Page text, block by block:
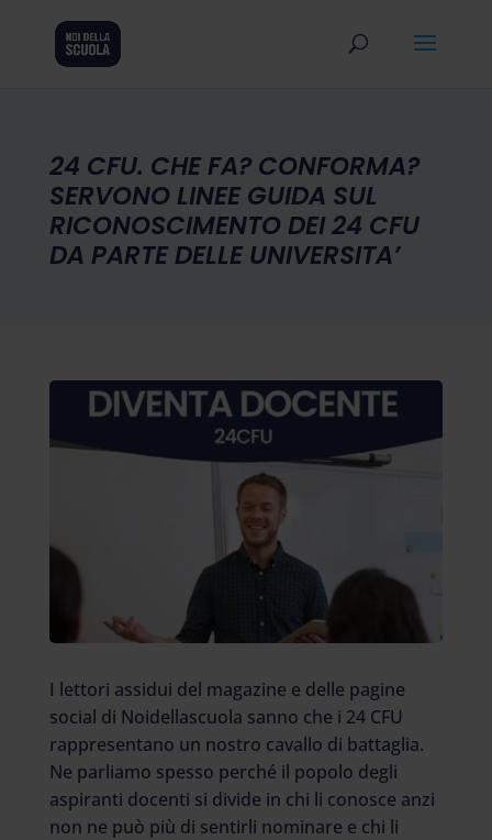
24 CFU. CHE FA? CONFORMA?
SERVONO LINEE GUIDA SUL
RICONOSCIMENTO DEI 24 CFU
DA PARTE DELLE UNIVERSITA’
I lettori assidui del magazine e delle pagine
social di Noidellascuola sanno che i 24 CFU
rappresentano un nostro cavallo di battaglia.
Ne parliamo spesso perché il popolo degli
aspiranti docenti si divide in chi li conosce anzi
non ne può più di sentirli nominare e chi li